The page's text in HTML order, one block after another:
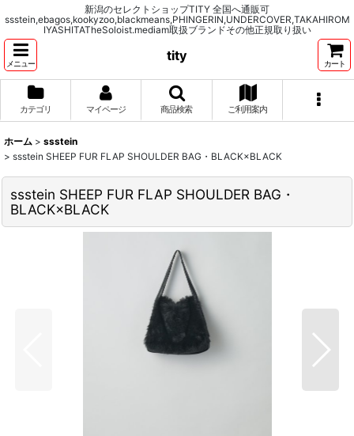
新潟のセレクトショップTITY 全国へ通販可
ssstein,ebagos,kookyzoo,blackmeans,PHINGERIN,UNDERCOVER,TAKAHIROM
IYASHITATheSoloist.mediam取扱ブランドその他正規取り扱い
メニュー
tity
カート
カテゴリ マイページ 商品検索 ご利用案内
ホーム > ssstein
> ssstein SHEEP FUR FLAP SHOULDER BAG・BLACK×BLACK
ssstein SHEEP FUR FLAP SHOULDER BAG・
BLACK×BLACK